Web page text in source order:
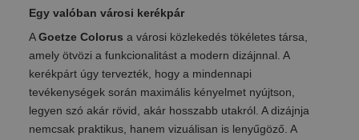
Egy valóban városi kerékpár
AGoetze Colorus a városi közlekedés tökéletes társa,
amely ötvözi a funkcionalitást a modern dizájnnal. A
kerékpárt úgy tervezték, hogy a mindennapi
tevékenységek során maximális kényelmet nyújtson,
legyen szó akár rövid, akár hosszabb utakról. A dizájnja
nemcsak praktikus, hanem vizuálisan is lenyűgöző. A